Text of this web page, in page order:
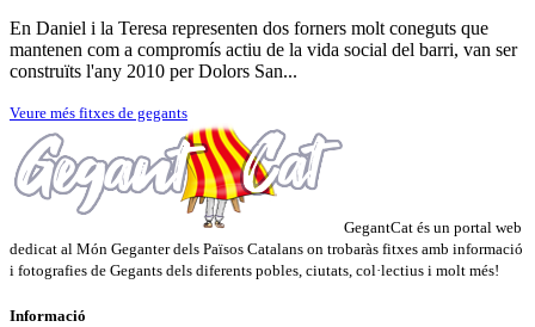
En Daniel i la Teresa representen dos forners molt coneguts que
mantenen com a compromís actiu de la vida social del barri, van ser
construïts l'any 2010 per Dolors San...
Veure més fitxes de gegants
GegantCat és un portal web
dedicat al Món Geganter dels Països Catalans on trobaràs fitxes amb informació
i fotografies de Gegants dels diferents pobles, ciutats, col·lectius i molt més!
Informació